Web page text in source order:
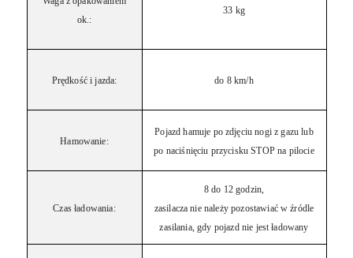
ok.:
33 kg
Prędkość i jazda: do 8 km/h
Hamowanie:
Pojazd hamuje po zdjęciu nogi z gazu lub
po naciśnięciu przycisku STOP na pilocie
Czas ładowania:
8 do 12 godzin,
zasilacza nie należy pozostawiać w źródle
zasilania, gdy pojazd nie jest ładowany